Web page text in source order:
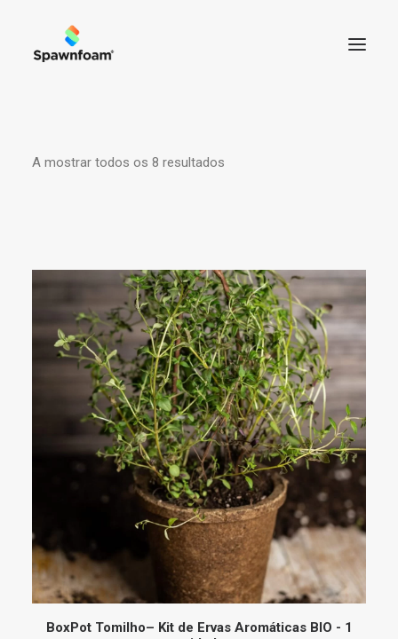
NOTÍCIAS
CART
A mostrar todos os 8 resultados
ADICIONAR
BoxPot Tomilho– Kit de Ervas Aromáticas BIO - 1